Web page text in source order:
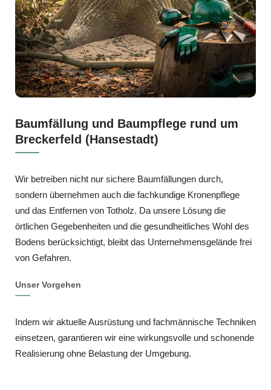
Baumfällung und Baumpflege rund um
Breckerfeld (Hansestadt)
Wir betreiben nicht nur sichere Baumfällungen durch,
sondern übernehmen auch die fachkundige Kronenpflege
und das Entfernen von Totholz. Da unsere Lösung die
örtlichen Gegebenheiten und die gesundheitliches Wohl des
Bodens berücksichtigt, bleibt das Unternehmensgelände frei
von Gefahren.
Unser Vorgehen
Indem wir aktuelle Ausrüstung und fachmännische Techniken
einsetzen, garantieren wir eine wirkungsvolle und schonende
Realisierung ohne Belastung der Umgebung.